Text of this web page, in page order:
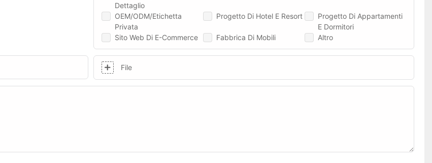
Dettaglio
OEM/ODM/Etichetta
Privata
Progetto Di Hotel E Resort
Progetto Di Appartamenti
E Dormitori
Sito Web Di E-Commerce
Fabbrica Di Mobili Altro
File